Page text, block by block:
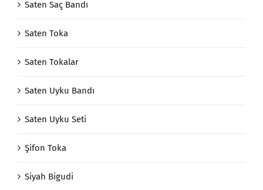
Saten Saç Bandı
Saten Toka
Saten Tokalar
Saten Uyku Bandı
Saten Uyku Seti
Şifon Toka
Siyah Bigudi